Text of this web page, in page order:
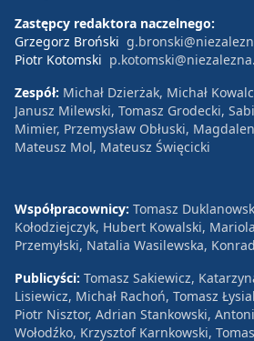
Zastępcy redaktora naczelnego:
Grzegorz Broński
Piotr Kotomski
Zespół: Michał Dzierżak, Michał
Janusz Milewski, Tomasz Grodecki,
Mimier, Przemysław Obłuski,
Mateusz Mol, Mateusz Święcicki
Współpracownicy: Tomasz
Kołodziejczyk, Hubert Kowalski,
Przemyłski, Natalia Wasilewska,
Publicyści: Tomasz Sakiewicz,
Lisiewicz, Michał Rachoń, Tomasz
Piotr Nisztor, Adrian Stankowski,
Wołodźko, Krzysztof Karnkowski,